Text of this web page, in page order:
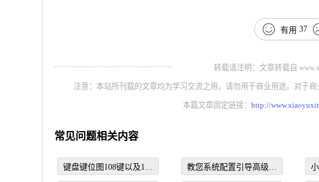
有用 37
转载请注明：文章转载自
注意：本站所刊载的文章均为学习交流之用，请勿用于商业用途。对于
本篇文章固定链接： http://
常见问题相关内容
键盘键位图108键以及126
教您系统配置引导高级选